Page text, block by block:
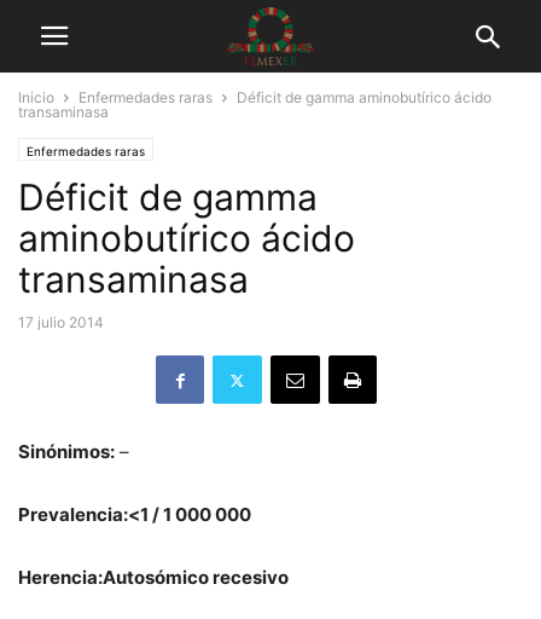
Inicio Enfermedades raras
Déficit de gamma aminobutírico ácido
transaminasa
Enfermedades raras
Déficit de gamma
aminobutírico ácido
transaminasa
17 julio 2014
Sinónimos: –
Prevalencia:<1 / 1 000 000
Herencia:Autosómico recesivo